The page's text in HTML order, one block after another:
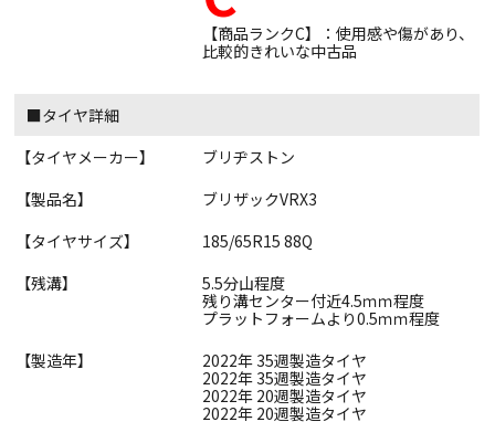
【商品ランクC】：使用感や傷があり、
比較的きれいな中古品
■タイヤ詳細
【タイヤメーカー】
ブリヂストン
【製品名】
ブリザックVRX3
【タイヤサイズ】
185/65R15 88Q
【残溝】
5.5分山程度
残り溝センター付近4.5ｍｍ程度
プラットフォームより0.5ｍｍ程度
【製造年】
2022年 35週製造タイヤ
2022年 35週製造タイヤ
2022年 20週製造タイヤ
2022年 20週製造タイヤ